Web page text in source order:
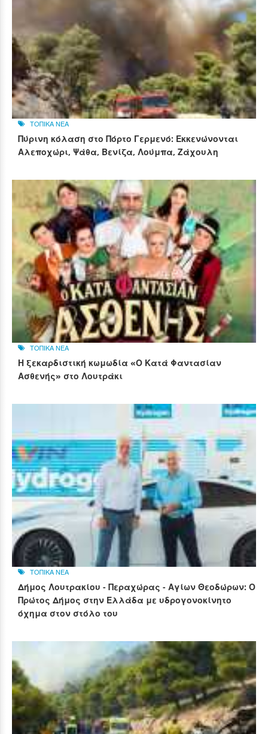
ΤΟΠΙΚΑ ΝΕΑ
Πύρινη κόλαση στο Πόρτο Γερμενό: Εκκενώνονται
Αλεποχώρι, Ψάθα, Βενίζα, Λούμπα, Ζάχουλη
ΤΟΠΙΚΑ ΝΕΑ
Η ξεκαρδιστική κωμωδία «Ο Κατά Φαντασίαν
Ασθενής» στο Λουτράκι
ΤΟΠΙΚΑ ΝΕΑ
Δήμος Λουτρακίου - Περαχώρας - Αγίων Θεοδώρων: Ο
Πρώτος Δήμος στην Ελλάδα με υδρογονοκίνητο
όχημα στον στόλο του